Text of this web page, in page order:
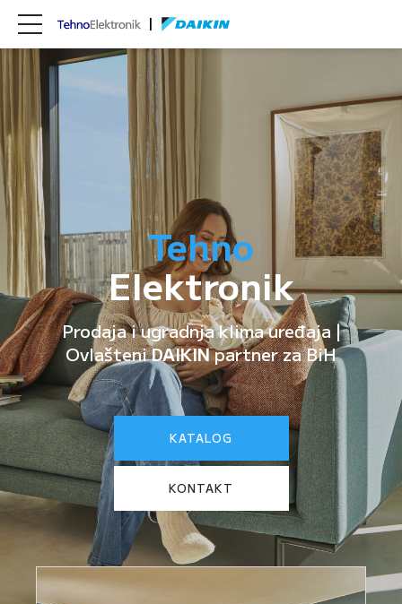
Tehno
Elektronik
Prodaja i ugradnja klima uređaja |
OvlašteniDAIKINpartner za BiH
KATALOG
KONTAKT